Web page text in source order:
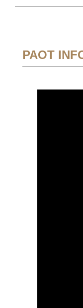
PAOT